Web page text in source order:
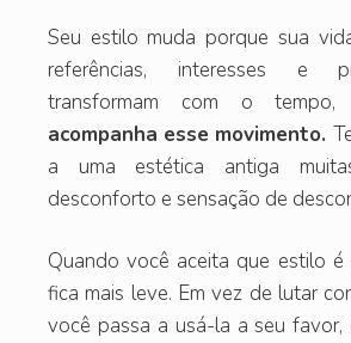
Seu estilo muda porque sua
referências, interesses e
transformam com o tempo,
acompanha esse movimento.
a uma estética antiga
desconforto e sensação de
Quando você aceita que estilo
fica mais leve. Em vez de lutar
você passa a usá-la a seu favor,